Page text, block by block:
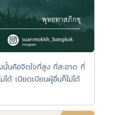
นคือจิตใจที่สูง ที่สะอาด ที่
ได้ เบียดเบียนผู้อื่นก็ไม่ได้